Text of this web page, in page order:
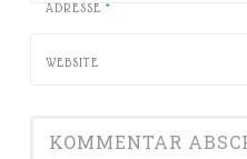
ADRESSE *
WEBSITE